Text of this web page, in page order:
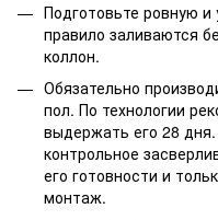
Подготовьте ровную
правило заливаются
коллон.
Обязательно
пол. По технологии
выдержать его 28
контрольное
его готовности и
монтаж.